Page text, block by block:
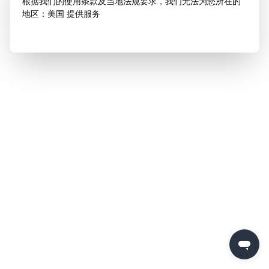
地区：美国 提供服务